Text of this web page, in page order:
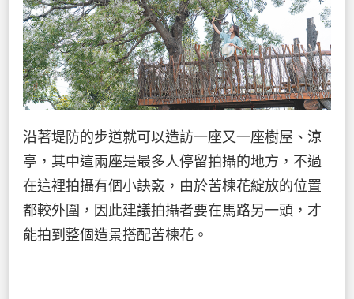
沿著堤防的步道就可以造訪一座又一座樹屋、涼
亭，其中這兩座是最多人停留拍攝的地方，不過
在這裡拍攝有個小訣竅，由於苦楝花綻放的位置
都較外圍，因此建議拍攝者要在馬路另一頭，才
能拍到整個造景搭配苦楝花。